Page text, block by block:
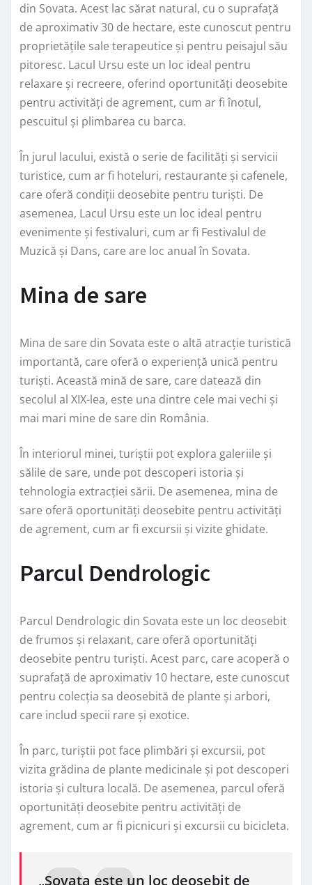
din Sovata. Acest lac sărat natural, cu o suprafață
de aproximativ 30 de hectare, este cunoscut pentru
proprietățile sale terapeutice și pentru peisajul său
pitoresc. Lacul Ursu este un loc ideal pentru
relaxare și recreere, oferind oportunități deosebite
pentru activități de agrement, cum ar fi înotul,
pescuitul și plimbarea cu barca.
În jurul lacului, există o serie de facilități și servicii
turistice, cum ar fi hoteluri, restaurante și cafenele,
care oferă condiții deosebite pentru turiști. De
asemenea, Lacul Ursu este un loc ideal pentru
evenimente și festivaluri, cum ar fi Festivalul de
Muzică și Dans, care are loc anual în Sovata.
Mina de sare
Mina de sare din Sovata este o altă atracție turistică
importantă, care oferă o experiență unică pentru
turiști. Această mină de sare, care datează din
secolul al XIX-lea, este una dintre cele mai vechi și
mai mari mine de sare din România.
În interiorul minei, turiștii pot explora galeriile și
sălile de sare, unde pot descoperi istoria și
tehnologia extracției sării. De asemenea, mina de
sare oferă oportunități deosebite pentru activități
de agrement, cum ar fi excursii și vizite ghidate.
Parcul Dendrologic
Parcul Dendrologic din Sovata este un loc deosebit
de frumos și relaxant, care oferă oportunități
deosebite pentru turiști. Acest parc, care acoperă o
suprafață de aproximativ 10 hectare, este cunoscut
pentru colecția sa deosebită de plante și arbori,
care includ specii rare și exotice.
În parc, turiștii pot face plimbări și excursii, pot
vizita grădina de plante medicinale și pot descoperi
istoria și cultura locală. De asemenea, parcul oferă
oportunități deosebite pentru activități de
agrement, cum ar fi picnicuri și excursii cu bicicleta.
„Sovata este un loc deosebit de